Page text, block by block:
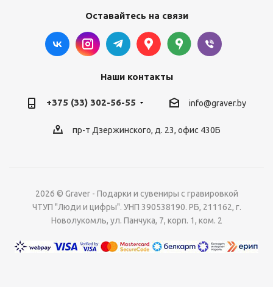
Оставайтесь на связи
Наши контакты
+375 (33) 302-56-55 info@graver.by
пр-т Дзержинского, д. 23, офис 430Б
2026 © Graver - Подарки и сувениры с гравировкой
ЧТУП "Люди и цифры". УНП 390538190. РБ, 211162, г.
Новолукомль, ул. Панчука, 7, корп. 1, ком. 2